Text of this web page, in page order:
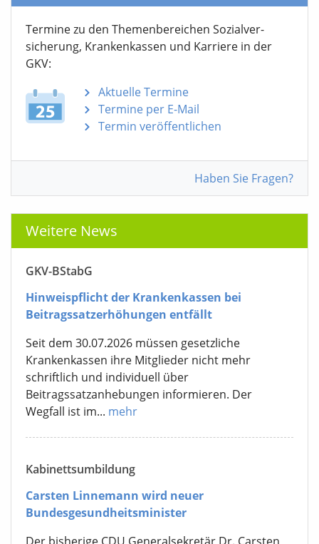
Termine zu den Themen­bereichen Sozialver­
sicherung, Krankenkassen und Karriere in der
GKV:
Aktuelle Termine
Termine per E-Mail
Termin veröffentlichen
Haben Sie Fragen?
Weitere News
GKV-BStabG
Hinweispflicht der Krankenkassen bei
Beitragssatzerhöhungen entfällt
Seit dem 30.07.2026 müssen gesetzliche
Krankenkassen ihre Mitglieder nicht mehr
schriftlich und individuell über
Beitragssatzanhebungen informieren. Der
Wegfall ist im... mehr
Kabinettsumbildung
Carsten Linnemann wird neuer
Bundesgesundheitsminister
Der bisherige CDU Generalsekretär Dr. Carsten